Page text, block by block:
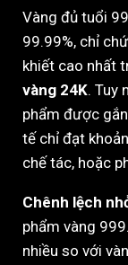
Vàng đủ tuổi
99.99%, chỉ
khiết cao nhất
vàng 24K. Tuy
phẩm được
tế chỉ đạt
chế tác, hoặc
Chênh lệch
phẩm vàng
nhiều so với